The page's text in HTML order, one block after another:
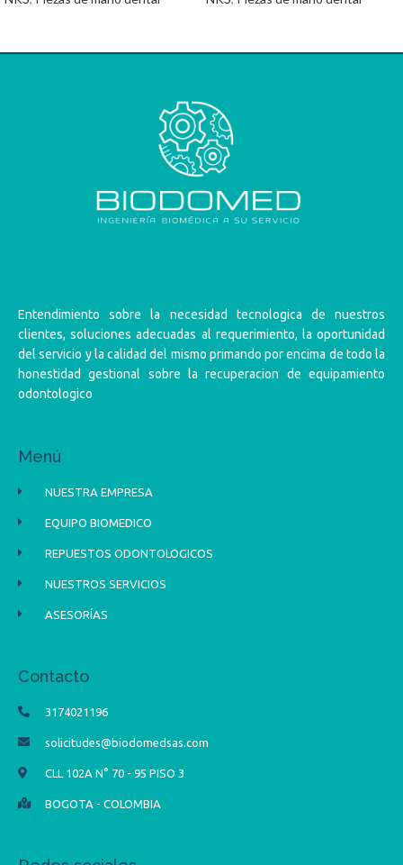
Entendimiento sobre la necesidad tecnologica de nuestros
clientes, soluciones adecuadas al requerimiento, la oportunidad
del servicio y la calidad del mismo primando por encima de todo la
honestidad gestional sobre la recuperacion de equipamiento
odontologico
Menú
NUESTRA EMPRESA
EQUIPO BIOMEDICO
REPUESTOS ODONTOLOGICOS
NUESTROS SERVICIOS
ASESORÍAS
Contacto
3174021196
solicitudes@biodomedsas.com
CLL 102A N° 70 - 95 PISO 3
BOGOTA - COLOMBIA